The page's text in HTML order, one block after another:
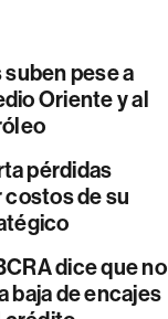
pese a
Oriente y al
pérdidas
de su
dice que no
baja de encajes